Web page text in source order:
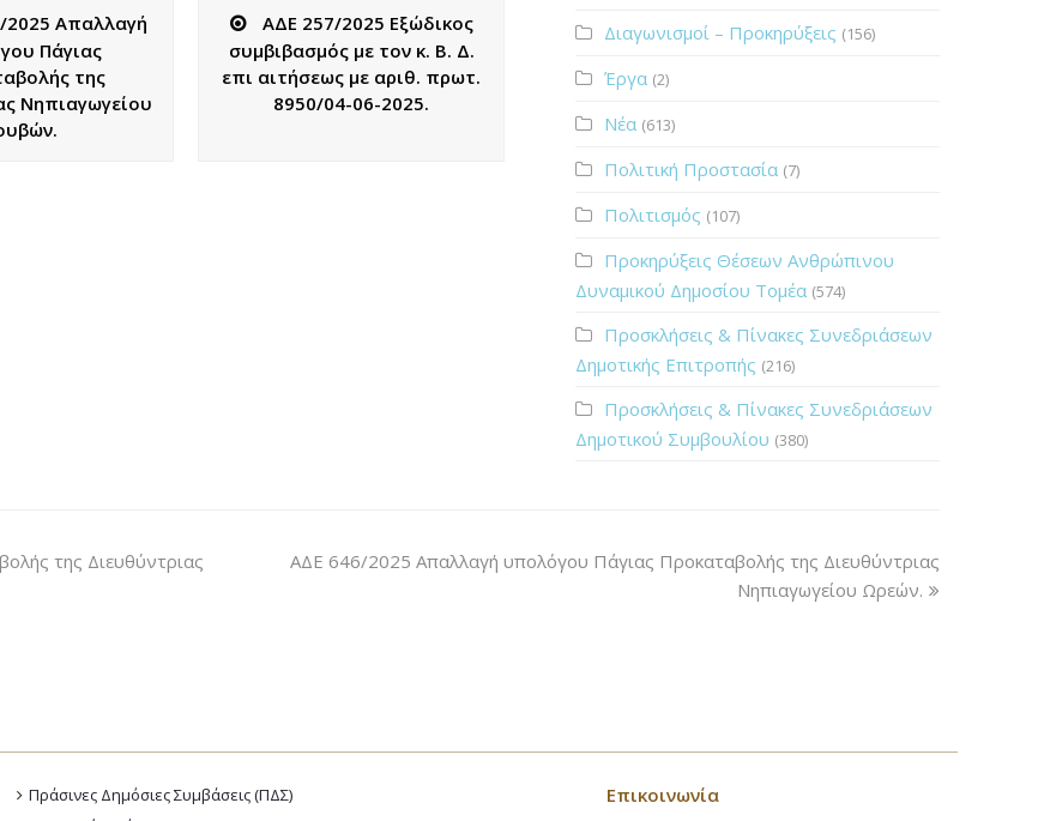
2025 Απαλλαγή
Πάγιας
της
Νηπιαγωγείου
ΑΔΕ 257/2025 Εξώδικος
συμβιβασμός με τον κ. Β. Δ.
επι αιτήσεως με αριθ. πρωτ.
8950/04-06-2025.
Διαγωνισμοί – Προκηρύξεις (156)
Έργα (2)
Νέα (613)
Πολιτική Προστασία (7)
Πολιτισμός (107)
Προκηρύξεις Θέσεων Ανθρώπινου
Δυναμικού Δημοσίου Τομέα (574)
Προσκλήσεις & Πίνακες Συνεδριάσεων
Δημοτικής Επιτροπής (216)
Προσκλήσεις & Πίνακες Συνεδριάσεων
Δημοτικού Συμβουλίου (380)
της Διευθύντριας
ΑΔΕ 646/2025 Απαλλαγή υπολόγου Πάγιας Προκαταβολής της Διευθύντριας
Νηπιαγωγείου Ωρεών.
Πράσινες Δημόσιες Συμβάσεις (ΠΔΣ)
Επικοινωνία